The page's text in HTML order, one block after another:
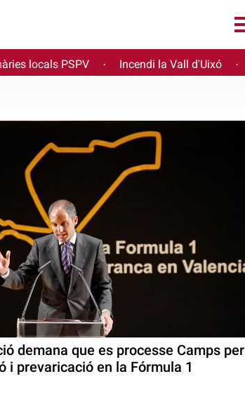
locals PSPV · Incendi la Vall d'Uixó ·
demana que es processe Camps per
i prevaricació en la Fórmula 1